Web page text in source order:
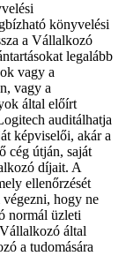
könyvelési
a Vállalkozó
legalább
vagy a
vagy a
által előírt
auditálhatja
képviselői, akár a
cég útján, saját
díjait. A
ellenőrzését
hogy ne
normál üzleti
által
a tudomására